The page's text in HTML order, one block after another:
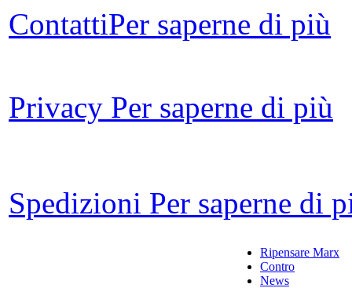
ContattiPer saperne di più
Privacy Per saperne di più
Spedizioni Per saperne di
Ripensare Marx
Contro
News